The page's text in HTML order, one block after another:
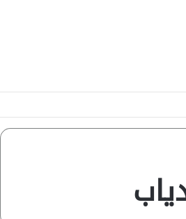
مكة» يغيّر قواعد اللعبة بالشرق الأوسط